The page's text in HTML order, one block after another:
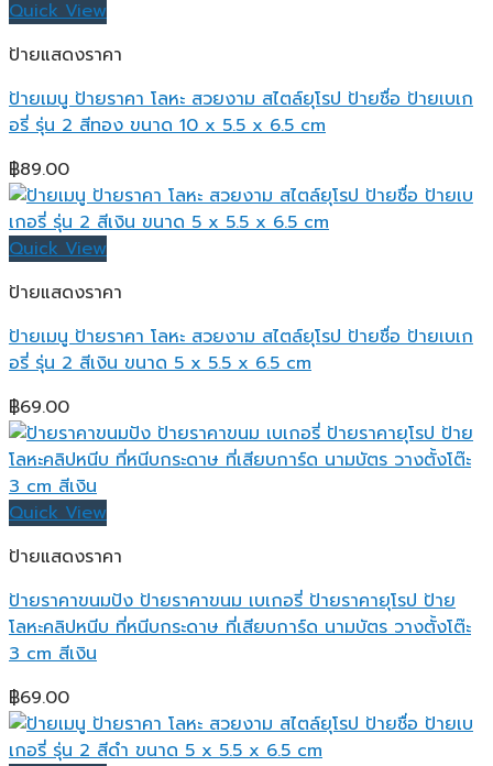
Quick View
ป้ายแสดงราคา
ป้ายเมนู ป้ายราคา โลหะ สวยงาม สไตล์ยุโรป ป้ายชื่อ ป้ายเบเก
อรี่ รุ่น 2 สีทอง ขนาด 10 x 5.5 x 6.5 cm
฿89.00
Quick View
ป้ายแสดงราคา
ป้ายเมนู ป้ายราคา โลหะ สวยงาม สไตล์ยุโรป ป้ายชื่อ ป้ายเบเก
อรี่ รุ่น 2 สีเงิน ขนาด 5 x 5.5 x 6.5 cm
฿69.00
Quick View
ป้ายแสดงราคา
ป้ายราคาขนมปัง ป้ายราคาขนม เบเกอรี่ ป้ายราคายุโรป ป้าย
โลหะคลิปหนีบ ที่หนีบกระดาษ ที่เสียบการ์ด นามบัตร วางตั้งโต๊ะ
3 cm สีเงิน
฿69.00